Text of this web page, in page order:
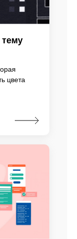
тему
цвета